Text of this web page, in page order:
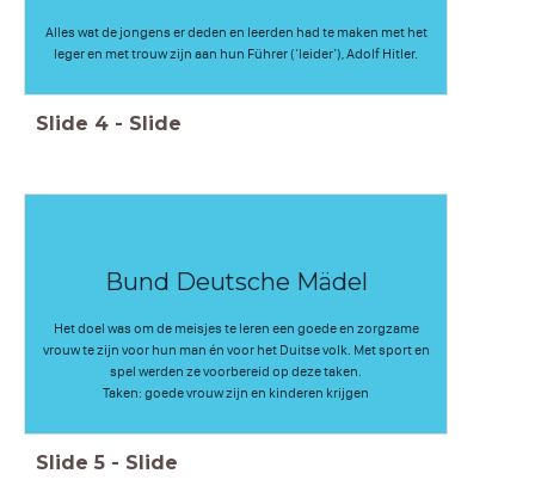
Alles wat de jongens er deden en leerden had te maken met het
leger en met trouw zijn aan hun Führer (‘leider’), Adolf Hitler.
Slide 4 - Slide
Bund Deutsche Mädel
Het doel was om de meisjes te leren een goede en zorgzame
vrouw te zijn voor hun man én voor het Duitse volk. Met sport en
spel werden ze voorbereid op deze taken.
Taken: goede vrouw zijn en kinderen krijgen
Slide 5 - Slide